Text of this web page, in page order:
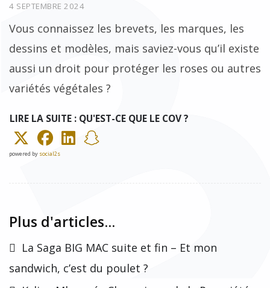
4 SEPTEMBRE 2024
Vous connaissez les brevets, les marques, les
dessins et modèles, mais saviez-vous qu’il existe
aussi un droit pour protéger les roses ou autres
variétés végétales ?
LIRE LA SUITE : QU'EST-CE QUE LE COV ?
powered by social2s
Plus d'articles...
La Saga BIG MAC suite et fin – Et mon
sandwich, c’est du poulet ?